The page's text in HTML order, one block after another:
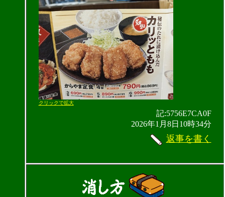
クリックで拡大
記:5756E7CA0F
2026年1月8日10時34分
返事を書く